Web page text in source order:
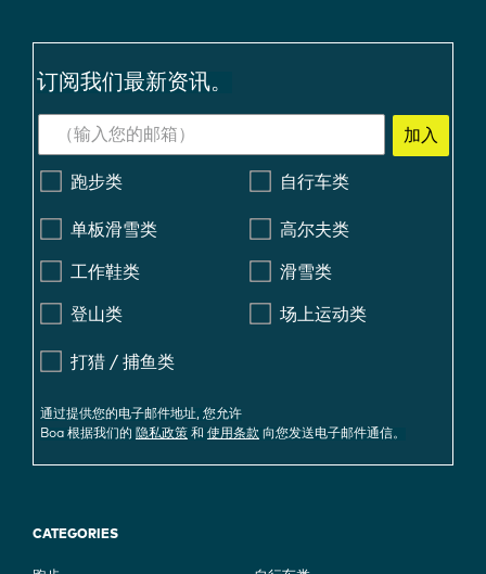
订阅我们最新资讯。
加入
跑步类 自行车类
单板滑雪类 高尔夫类
工作鞋类 滑雪类
登山类 场上运动类
打猎 / 捕鱼类
通过提供您的电子邮件地址, 您允许
Boa 根据我们的 隐私政策 和 使用条款 向您发送电子邮件通信。
CATEGORIES